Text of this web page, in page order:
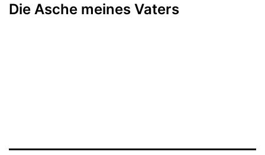
Die Asche meines Vaters